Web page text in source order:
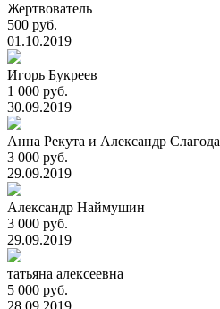
Жертвователь
500 руб.
01.10.2019
Игорь Букреев
1 000 руб.
30.09.2019
Анна Рекута и Александр Слагода
3 000 руб.
29.09.2019
Александр Наймушин
3 000 руб.
29.09.2019
татьяна алексеевна
5 000 руб.
28.09.2019